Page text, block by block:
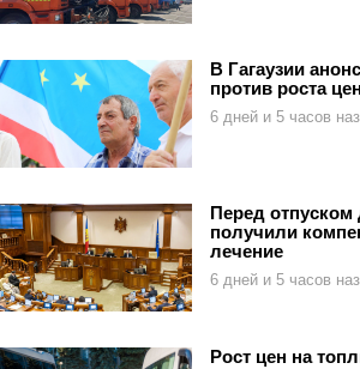
В Гагаузии
против роста цен
6 дней и 5 часов
Перед отпуском
получили
лечение
6 дней и 5 часов
Рост цен на